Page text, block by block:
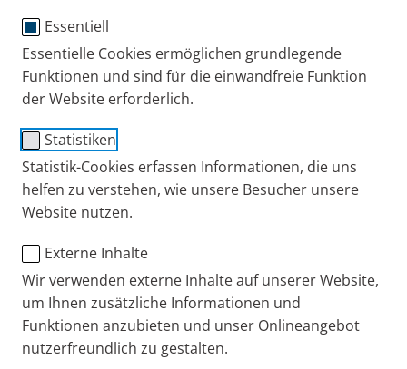
Essentiell
Essentielle Cookies ermöglichen grundlegende
Funktionen und sind für die einwandfreie Funktion
der Website erforderlich.
Statistiken
Statistik-Cookies erfassen Informationen, die uns
helfen zu verstehen, wie unsere Besucher unsere
Website nutzen.
Externe Inhalte
Wir verwenden externe Inhalte auf unserer Website,
um Ihnen zusätzliche Informationen und
Funktionen anzubieten und unser Onlineangebot
nutzerfreundlich zu gestalten.
Heimspirometer anbieten. Wir sind davon überzeugt,
dass Patienten mit Atemwegserkrankungen von
regelmäßigen Messungen ähnlich profitieren, wie
Hypertoniker von
regelmäßigen Blutdruckmessungen.
Spirometrie leicht gemacht
Erleben Sie, wie leicht Spirometrie sein kann – mit
unseren intuitiven und
bedienungsfreundlichen Spirometern für Arzt und
Patient sowie unseren zusätzlichen
Serviceleistungen.